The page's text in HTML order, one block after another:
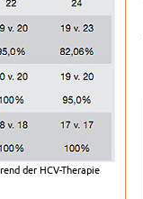
der HCV-Therapie